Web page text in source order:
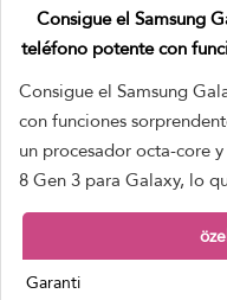
Consigue el Samsung
teléfono potente con
Consigue el Samsung
con funciones
un procesador octa-core
8 Gen 3 para Galaxy, lo
Garanti